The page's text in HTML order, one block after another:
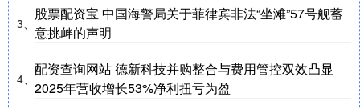
3、
股票配资宝 中国海警局关于菲律宾非法“坐滩”57号舰蓄
意挑衅的声明
4、
配资查询网站 德新科技并购整合与费用管控双效凸显
2025年营收增长53%净利扭亏为盈